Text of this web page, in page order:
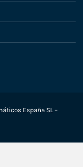
España SL –